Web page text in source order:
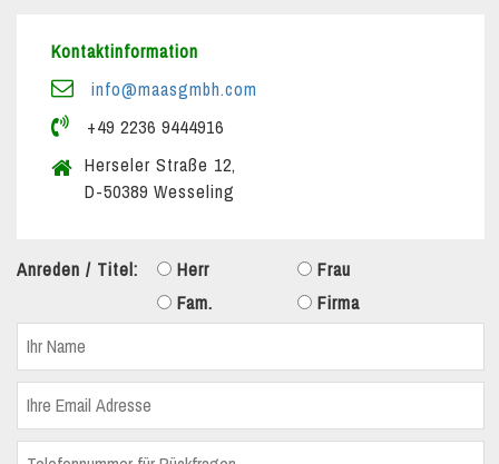
Kontaktinformation
info@maasgmbh.com
+49 2236 9444916
Herseler Straße 12,
D-50389 Wesseling
Anreden / Titel: Herr
Frau
Fam.
Firma